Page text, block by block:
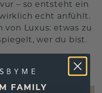
– so entsteht ein
echt anfühlt.
von Luxus: etwas zu
wer du bist.
FAMILY